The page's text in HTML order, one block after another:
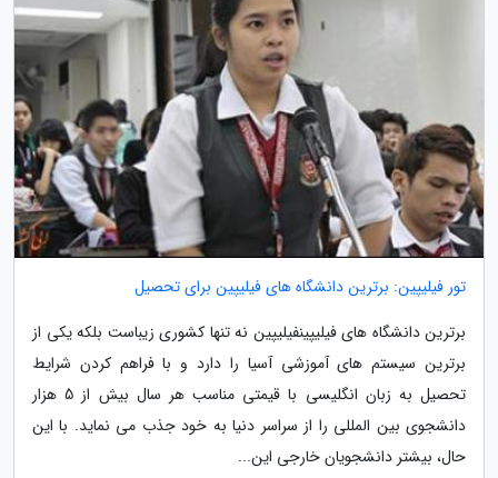
تور فیلیپین: برترین دانشگاه های فیلیپین برای تحصیل
برترین دانشگاه های فیلیپینفیلیپین نه تنها کشوری زیباست بلکه یکی از
برترین سیستم های آموزشی آسیا را دارد و با فراهم کردن شرایط
تحصیل به زبان انگلیسی با قیمتی مناسب هر سال بیش از 5 هزار
دانشجوی بین المللی را از سراسر دنیا به خود جذب می نماید. با این
حال، بیشتر دانشجویان خارجی این...